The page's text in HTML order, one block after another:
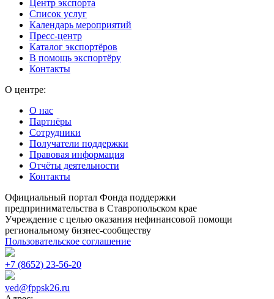
Центр экспорта
Список услуг
Календарь мероприятий
Пресс-центр
Каталог экспортёров
В помощь экспортёру
Контакты
О центре:
О нас
Партнёры
Сотрудники
Получатели поддержки
Правовая информация
Отчёты деятельности
Контакты
Официальный портал Фонда поддержки
предпринимательства в Ставропольском крае
Учреждение с целью оказания нефинансовой помощи
региональному бизнес-сообществу
Пользовательское соглашение
+7 (8652) 23-56-20
ved@fppsk26.ru